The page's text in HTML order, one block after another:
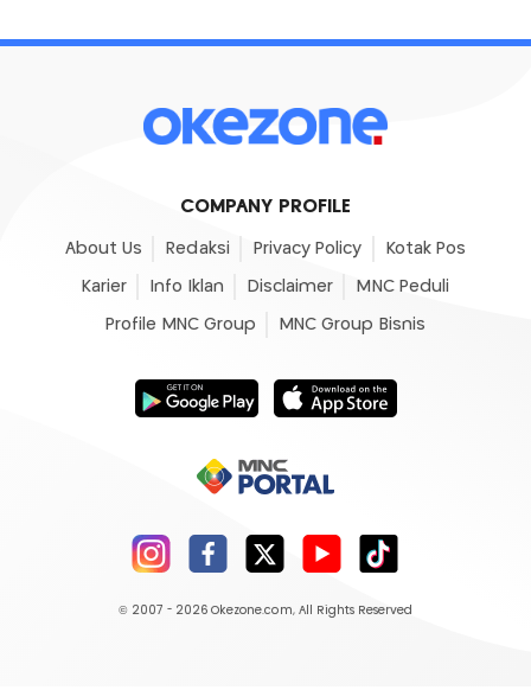
COMPANY PROFILE
About Us Redaksi Privacy Policy Kotak Pos
Karier Info Iklan Disclaimer MNC Peduli
Profile MNC Group MNC Group Bisnis
© 2007 - 2026 Okezone.com, All Rights Reserved